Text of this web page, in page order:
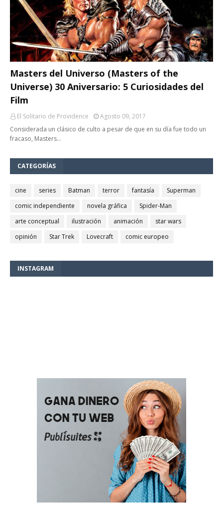
Masters del Universo (Masters of the
Universe) 30 Aniversario: 5 Curiosidades del
Film
El Solitario de Providence
Agosto 09, 2017
Considerada un clásico de culto a pesar de que en su día fue todo un
fracaso, Masters…
CATEGORÍAS
cine series Batman terror fantasía
Superman
comic independiente
novela gráfica
Spider-Man
arte conceptual
ilustración animación
star wars
opinión
Star Trek Lovecraft comic europeo
INSTAGRAM